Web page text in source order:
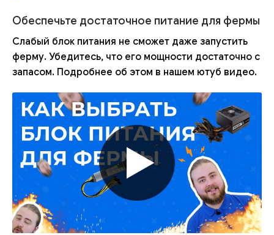
Обеспечьте достаточное питание для фермы
Слабый блок питания не сможет даже запустить
ферму. Убедитесь, что его мощности достаточно с
запасом. Подробнее об этом в нашем ютуб видео.